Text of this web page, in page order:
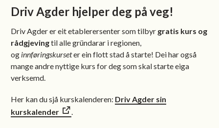
Driv Agder hjelper deg på veg!
Driv Agder er eit etablerersenter som tilbyr gratis kurs og
rådgjevingtil alle gründarar i regionen,
og innføringskurseter ein flott stad å starte! Dei har også
mange andre nyttige kurs for deg som skal starte eiga
verksemd.
Her kan du sjå kurskalenderen: Driv Agder sin
kurskalender
.